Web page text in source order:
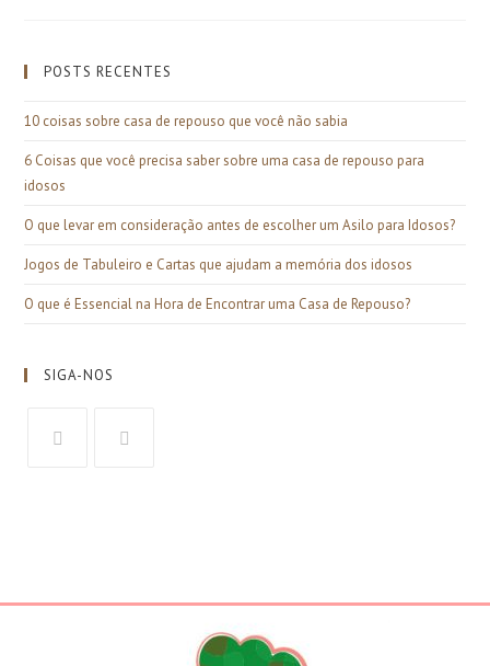
POSTS RECENTES
10 coisas sobre casa de repouso que você não sabia
6 Coisas que você precisa saber sobre uma casa de repouso para
idosos
O que levar em consideração antes de escolher um Asilo para Idosos?
Jogos de Tabuleiro e Cartas que ajudam a memória dos idosos
O que é Essencial na Hora de Encontrar uma Casa de Repouso?
SIGA-NOS